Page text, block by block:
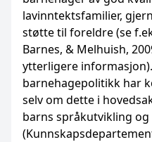
lavinntektsfamilier,
støtte til foreldre (se
Barnes, & Melhuish,
ytterligere
barnehagepolitikk har
selv om dette i
barns språkutvikling